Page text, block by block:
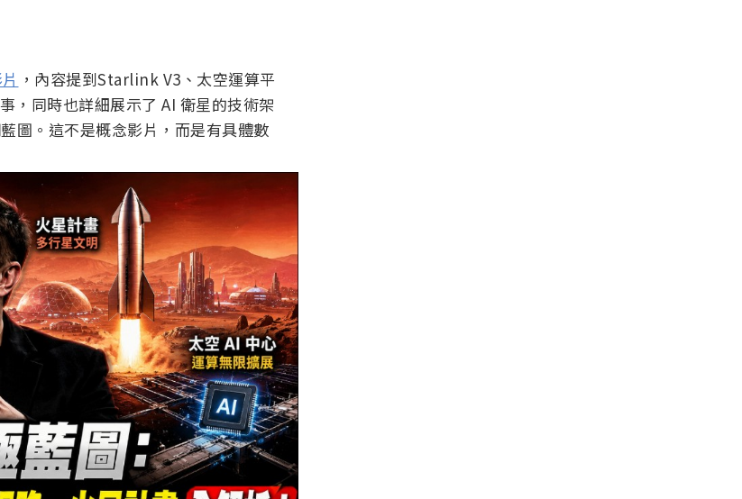
，內容提到Starlink V3、太空運算平
，同時也詳細展示了 AI 衛星的技術架
圖。這不是概念影片，而是有具體數